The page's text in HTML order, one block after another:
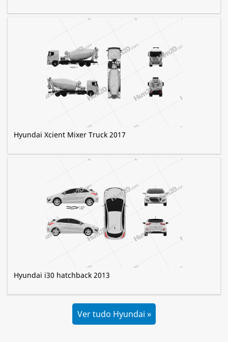
Hyundai Xcient Mixer Truck 2017
Hyundai i30 hatchback 2013
Ver tudo Hyundai »